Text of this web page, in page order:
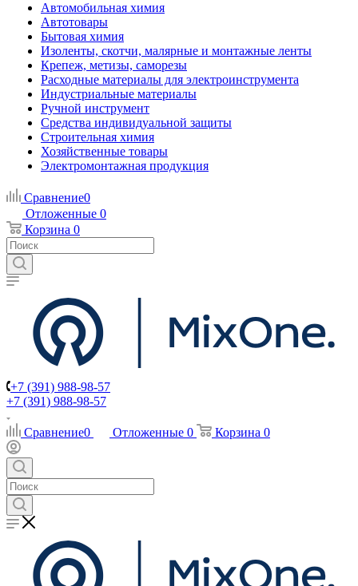
Автомобильная химия
Автотовары
Бытовая химия
Изоленты, скотчи, малярные и монтажные ленты
Крепеж, метизы, саморезы
Расходные материалы для электроинструмента
Индустриальные материалы
Ручной инструмент
Средства индивидуальной защиты
Строительная химия
Хозяйственные товары
Электромонтажная продукция
Сравнение0
Отложенные 0
Корзина 0
+7 (391) 988-98-57
+7 (391) 988-98-57
Сравнение0 Отложенные 0 Корзина 0